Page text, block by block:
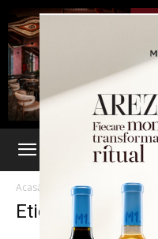
Acasă Etichete Vineri
Etichetă: vineri